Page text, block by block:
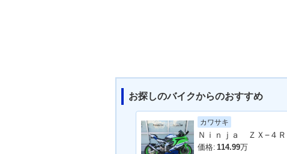
お探しのバイクからのおすすめ
カワサキ
価格: 114.99万